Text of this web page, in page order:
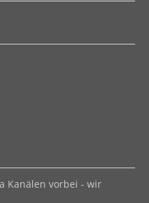
Kanälen vorbei - wir